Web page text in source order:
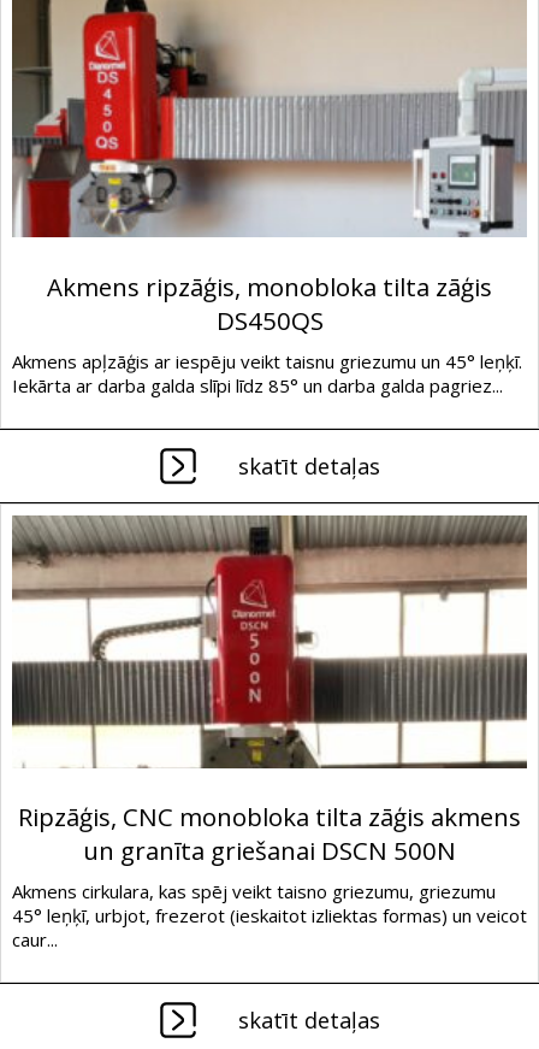
Akmens ripzāģis, monobloka tilta zāģis
DS450QS
Akmens apļzāģis ar iespēju veikt taisnu griezumu un 45° leņķī.
Iekārta ar darba galda slīpi līdz 85° un darba galda pagriez...
skatīt detaļas
Ripzāģis, CNC monobloka tilta zāģis akmens
un granīta griešanai DSCN 500N
Akmens cirkulara, kas spēj veikt taisno griezumu, griezumu
45° leņķī, urbjot, frezerot (ieskaitot izliektas formas) un veicot
caur...
skatīt detaļas